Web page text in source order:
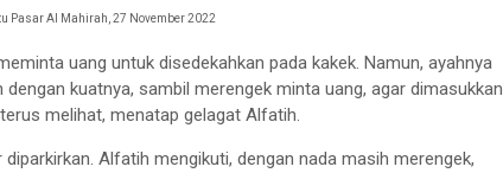
Pasar Al Mahirah, 27 November 2022
uang untuk disedekahkan pada kakek. Namun, ayahnya
kuatnya, sambil merengek minta uang, agar dimasukkan
melihat, menatap gelagat Alfatih.
Alfatih mengikuti, dengan nada masih merengek,